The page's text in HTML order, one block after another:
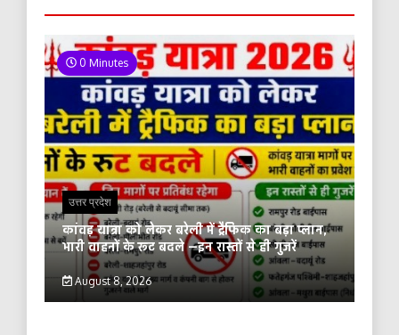
0 Minutes
उत्तर प्रदेश
कांवड़ यात्रा को लेकर बरेली में ट्रैफिक का बड़ा प्लान,
भारी वाहनों के रूट बदले —इन रास्तों से ही गुजरें
August 8, 2026